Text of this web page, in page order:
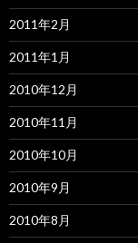
2011年2月
2011年1月
2010年12月
2010年11月
2010年10月
2010年9月
2010年8月